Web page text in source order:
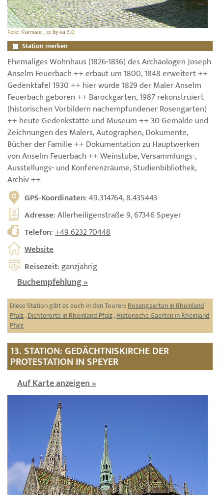
Foto: ©amuae , cc by-sa 3.0
Station merken
Ehemaliges Wohnhaus (1826-1836) des Archäologen Joseph
Anselm Feuerbach ++ erbaut um 1800, 1848 erweitert ++
Gedenktafel 1930 ++ hier wurde 1829 der Maler Anselm
Feuerbach geboren ++ Barockgarten, 1987 rekonstruiert
(historischen Vorbildern nachempfundener Rosengarten)
++ heute Gedenkstätte und Museum ++ 30 Gemälde und
Zeichnungen des Malers, Autographen, Dokumente,
Bücher der Familie ++ Dokumentation zu Hauptwerken
von Anselm Feuerbach ++ Weinstube, Versammlungs-,
Ausstellungs- und Konferenzräume, Studienbibliothek,
Archiv ++
GPS-Koordinaten: 49.314764, 8.435443
Adresse: Allerheiligenstraße 9, 67346 Speyer
Telefon:+49 6232 70448
Website
Reisezeit: ganzjährig
Buchempfehlung »
Diese Station gibt es auch in den Touren:Rosengaerten in Rheinland
Pfalz,Dichterorte in Rheinland Pfalz,Historische Gaerten in Rheinland
Pfalz
13. STATION: GEDÄCHTNISKIRCHE DER
PROTESTATION IN SPEYER
Auf Karte anzeigen »